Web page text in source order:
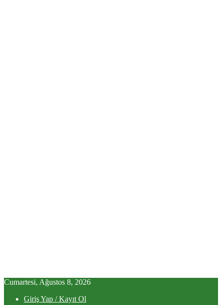
Cumartesi, Ağustos 8, 2026
Giriş Yap / Kayıt Ol